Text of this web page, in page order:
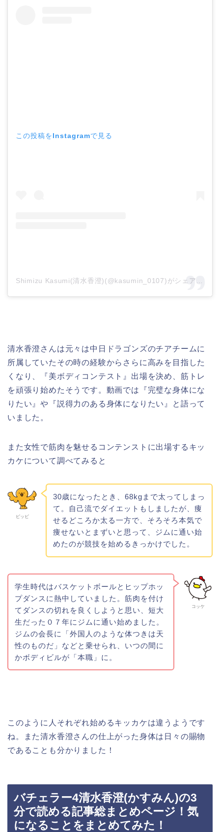
この投稿をInstagramで見る
清水香澄さんは元々は中日ドラゴンズのチアチームに
所属していたその時の経験からさらに高みを目指した
くなり、『美ボディコンテスト』出場を決め、筋トレ
を頑張り始めたそうです。動画では『完璧な身体にな
りたい』や『説得力のある身体になりたい』と語って
いました。
また女性で筋肉を魅せるコンテンストに出場するキッ
カケについて調べてみると
ピッピ
30歳になったとき、68kgまで太ってしまっ
て。自己流でダイエットもしましたが、痩
せるどころか太る一方で、そろそろ本気で
痩せないとまずいと思って、ジムに通い始
めたのが競技を始めるきっかけでした。
コッケ
学生時代はバスケットボールとヒップホッ
プダンスに熱中していました。筋肉を付け
てダンスの切れを良くしようと思い、短大
生だった０７年にジムに通い始めました。
ジムの会長に「外国人のような体つきは天
性のものだ」などと乗せられ、いつの間に
かボディビルが「本職」に。
このように人それぞれ始めるキッカケは違うようです
ね。また清水香澄さんの仕上がった身体は日々の賜物
であることも分かりました！
バチェラー4清水香澄(かすみん)の3
分で読める記事総まとめページ！気
になることをまとめてみた！